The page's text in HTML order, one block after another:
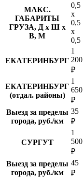
МАКС.
ГАБАРИТЫ
ГРУЗА, Д х Ш х
В, М
0,5
х
0,5
х
0,5
ЕКАТЕРИНБУРГ
1
200
₽
ЕКАТЕРИНБУРГ
(отдал. районы)
1
650
₽
Выезд за пределы
города, руб./км
35
₽
СУРГУТ
1
500
₽
Выезд за пределы
города, руб./км
45
₽